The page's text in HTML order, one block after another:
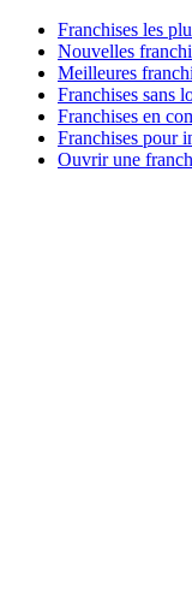
Franchises les
Nouvelles
Meilleures
Franchises sans
Franchises en
Franchises pour
Ouvrir une